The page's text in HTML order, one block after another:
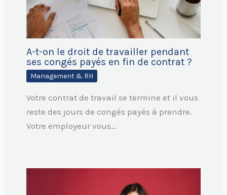
A-t-on le droit de travailler pendant
ses congés payés en fin de contrat ?
Management & RH
Votre contrat de travail se termine et il vous
reste des jours de congés payés à prendre.
Votre employeur vous…